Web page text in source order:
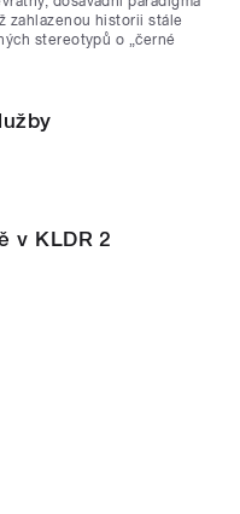
zahlazenou historii stále
stereotypů o „černé
v KLDR 2